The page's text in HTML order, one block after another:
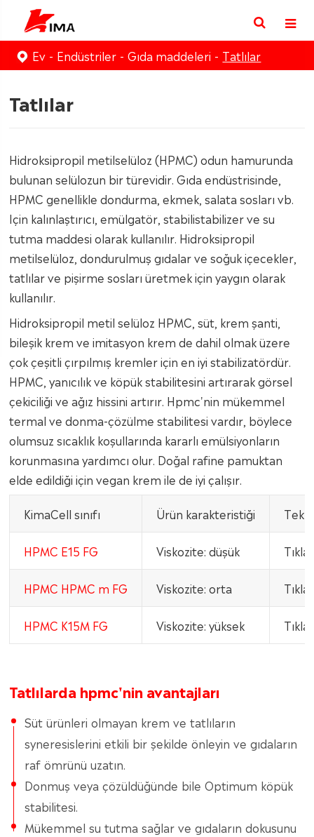
Ev Endüstriler Gıda maddeleri Tatlılar
Tatlılar
Hidroksipropil metilselüloz (HPMC) odun hamurunda
bulunan selülozun bir türevidir. Gıda endüstrisinde,
HPMC genellikle dondurma, ekmek, salata sosları vb.
Için kalınlaştırıcı, emülgatör, stabilistabilizer ve su
tutma maddesi olarak kullanılır. Hidroksipropil
metilselüloz, dondurulmuş gıdalar ve soğuk içecekler,
tatlılar ve pişirme sosları üretmek için yaygın olarak
kullanılır.
Hidroksipropil metil selüloz HPMC, süt, krem şanti,
bileşik krem ve imitasyon krem de dahil olmak üzere
çok çeşitli çırpılmış kremler için en iyi stabilizatördür.
HPMC, yanıcılık ve köpük stabilitesini artırarak görsel
çekiciliği ve ağız hissini artırır. Hpmc'nin mükemmel
termal ve donma-çözülme stabilitesi vardır, böylece
olumsuz sıcaklık koşullarında kararlı emülsiyonların
korunmasına yardımcı olur. Doğal rafine pamuktan
elde edildiği için vegan krem ile de iyi çalışır.
KimaCell sınıfı Ürün karakteristiği
HPMC E15 FG Viskozite: düşük
HPMC HPMC m FG Viskozite: orta
HPMC K15M FG Viskozite: yüksek
Tatlılarda hpmc'nin avantajları
Süt ürünleri olmayan krem ve tatlıların
syneresislerini etkili bir şekilde önleyin ve gıdaların
raf ömrünü uzatın.
Donmuş veya çözüldüğünde bile Optimum köpük
stabilitesi.
Mükemmel su tutma sağlar ve gıdaların dokusunu